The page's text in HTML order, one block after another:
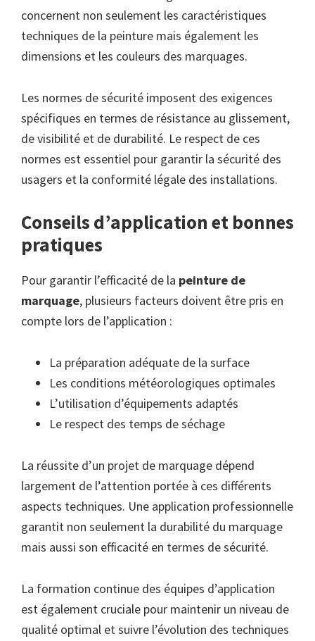
concernent non seulement les caractéristiques
techniques de la peinture mais également les
dimensions et les couleurs des marquages.
Les normes de sécurité imposent des exigences
spécifiques en termes de résistance au glissement,
de visibilité et de durabilité. Le respect de ces
normes est essentiel pour garantir la sécurité des
usagers et la conformité légale des installations.
Conseils d’application et bonnes
pratiques
Pour garantir l’efficacité de la peinture de
marquage, plusieurs facteurs doivent être pris en
compte lors de l’application :
La préparation adéquate de la surface
Les conditions météorologiques optimales
L’utilisation d’équipements adaptés
Le respect des temps de séchage
La réussite d’un projet de marquage dépend
largement de l’attention portée à ces différents
aspects techniques. Une application professionnelle
garantit non seulement la durabilité du marquage
mais aussi son efficacité en termes de sécurité.
La formation continue des équipes d’application
est également cruciale pour maintenir un niveau de
qualité optimal et suivre l’évolution des techniques